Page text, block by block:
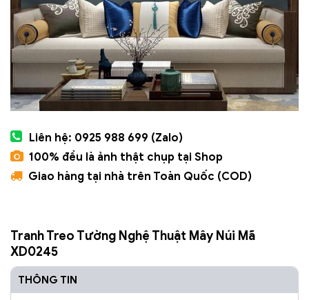
Liên hệ: 0925 988 699 (Zalo)
100% đều là ảnh thật chụp tại Shop
Giao hàng tại nhà trên Toàn Quốc (COD)
Tranh Treo Tường Nghệ Thuật Mây Núi Mã
XD0245
THÔNG TIN